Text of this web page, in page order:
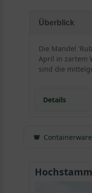
Überblick
Die Mandel
April in zartem
sind die
Details
Die Prunus
Der dezente
Das frische
Containerware